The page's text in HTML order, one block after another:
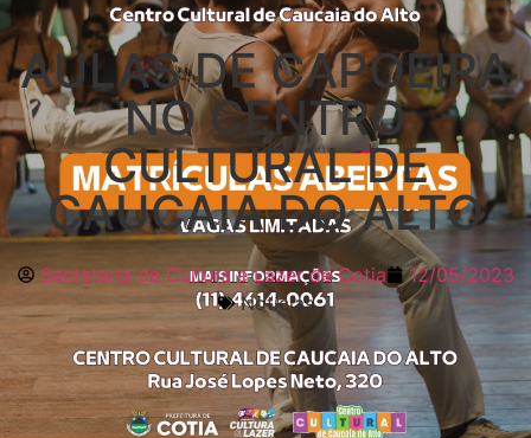
AULAS DE CAPOEIRA
NO CENTRO
CULTURAL DE
CAUCAIA DO ALTO
Secretaria de Cultura e Lazer de Cotia
12/05/2023
Notícias